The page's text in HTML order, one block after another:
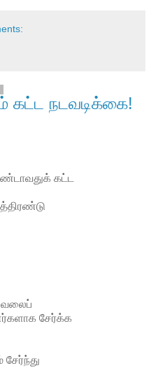
கட்ட நடவடிக்கை!
கட்ட
வலைப்
சேர்க்க